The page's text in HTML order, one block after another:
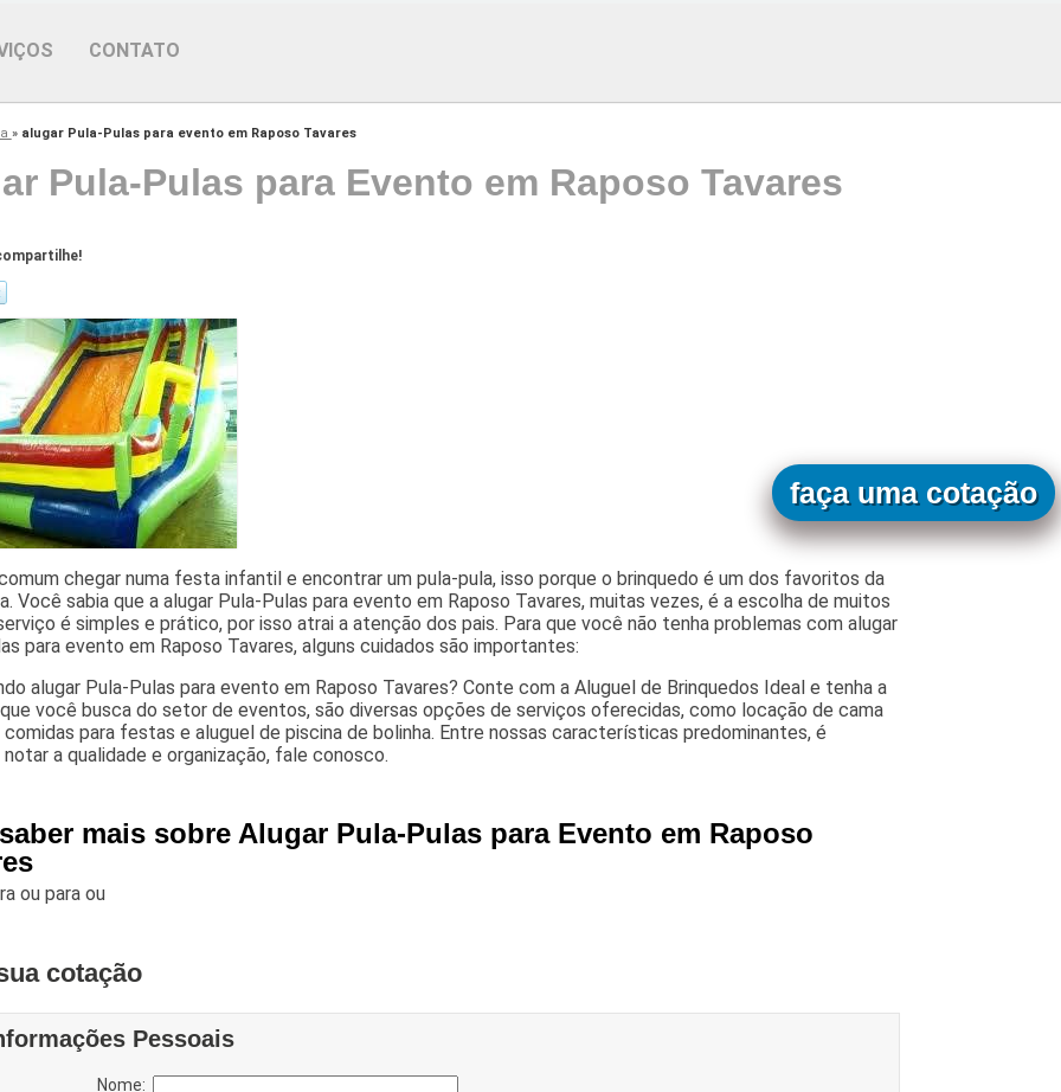
CONTATO
» alugar Pula-Pulas para evento em Raposo Tavares
Pula-Pulas para Evento em Raposo Tavares
chegar numa festa infantil e encontrar um pula-pula, isso porque o brinquedo é um dos favoritos da
Você sabia que a alugar Pula-Pulas para evento em Raposo Tavares, muitas vezes, é a escolha de muitos
é simples e prático, por isso atrai a atenção dos pais. Para que você não tenha problemas com alugar
para evento em Raposo Tavares, alguns cuidados são importantes:
alugar Pula-Pulas para evento em Raposo Tavares? Conte com a Aluguel de Brinquedos Ideal e tenha a
você busca do setor de eventos, são diversas opções de serviços oferecidas, como locação de cama
para festas e aluguel de piscina de bolinha. Entre nossas características predominantes, é
a qualidade e organização, fale conosco.
mais sobre Alugar Pula-Pulas para Evento em Raposo
ou paraou
faça uma cotação
cotação
Pessoais
Nome: